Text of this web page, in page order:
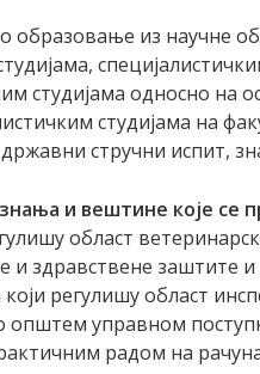
образовање из научне
студијама односно на
студијама на
стручни испит,
и вештине које се
област
и здравствене заштите
регулишу област
општем управном
радом на